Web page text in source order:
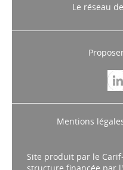
Le réseau
Mentions
Site produit par le